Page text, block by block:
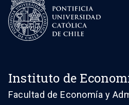
Instituto de
Facultad de Economía y